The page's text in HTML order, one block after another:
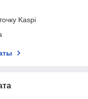
Kaspi